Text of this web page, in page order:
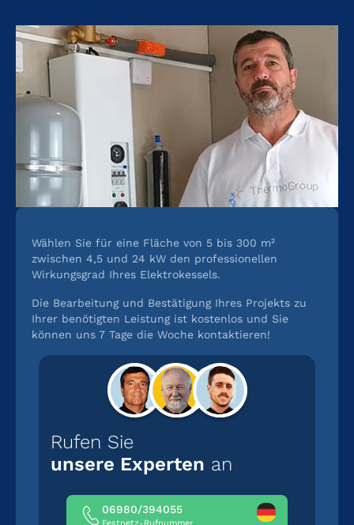
Wählen Sie für eine Fläche von 5 bis 300 m²
zwischen 4,5 und 24 kW den professionellen
Wirkungsgrad Ihres Elektrokessels.
Die Bearbeitung und Bestätigung Ihres Projekts zu
Ihrer benötigten Leistung ist kostenlos und Sie
können uns 7 Tage die Woche kontaktieren!
Rufen Sie
unsere Experten an
06980/394055
Festnetz-Rufnummer